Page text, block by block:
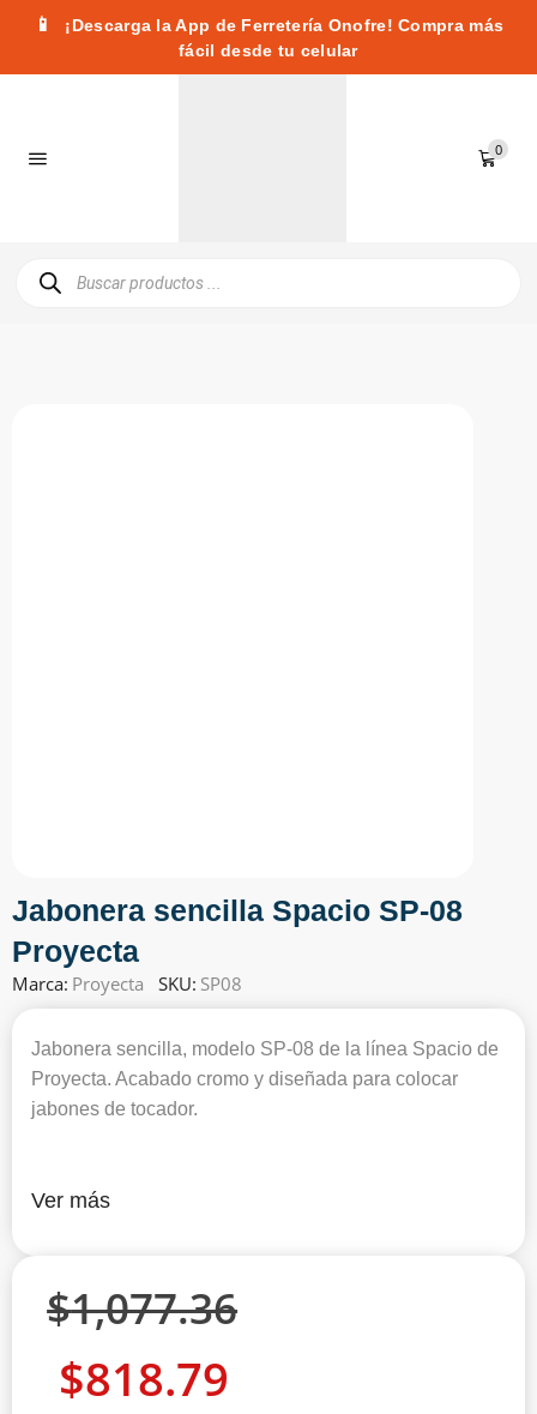
📱
¡Descarga la App de Ferretería Onofre! Compra más
fácil desde tu celular
0
Jabonera sencilla Spacio SP-08
Proyecta
Marca: Proyecta SKU: SP08
Jabonera sencilla, modelo SP-08 de la línea Spacio de
Proyecta. Acabado cromo y diseñada para colocar
jabones de tocador.
Ver más
$1,077.36
$818.79